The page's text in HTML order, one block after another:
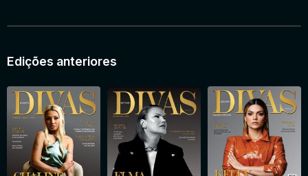
Edições anteriores